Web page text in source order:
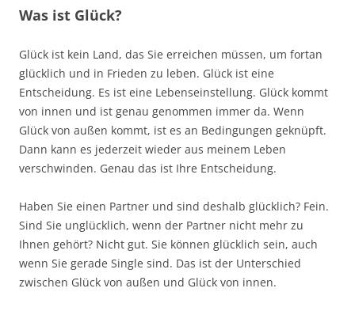
Was ist Glück?
Glück ist kein Land, das Sie erreichen müssen, um fortan
glücklich und in Frieden zu leben. Glück ist eine
Entscheidung. Es ist eine Lebenseinstellung. Glück kommt
von innen und ist genau genommen immer da. Wenn
Glück von außen kommt, ist es an Bedingungen geknüpft.
Dann kann es jederzeit wieder aus meinem Leben
verschwinden. Genau das ist Ihre Entscheidung.
Haben Sie einen Partner und sind deshalb glücklich? Fein.
Sind Sie unglücklich, wenn der Partner nicht mehr zu
Ihnen gehört? Nicht gut. Sie können glücklich sein, auch
wenn Sie gerade Single sind. Das ist der Unterschied
zwischen Glück von außen und Glück von innen.